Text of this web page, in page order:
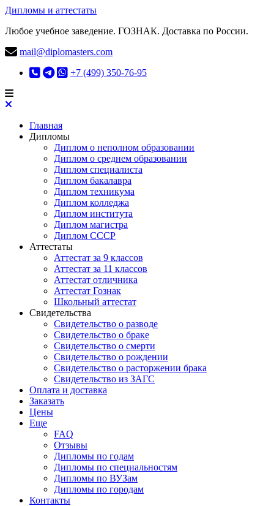
Дипломы и аттестаты
Любое учебное заведение. ГОЗНАК. Доставка по России.
mail@diplomasters.com
+7 (499) 350-76-95
Главная
Дипломы
Диплом о неполном образовании
Диплом о среднем образовании
Диплом специалиста
Диплом бакалавра
Диплом техникума
Диплом колледжа
Диплом института
Диплом магистра
Диплом СССР
Аттестаты
Аттестат за 9 классов
Аттестат за 11 классов
Аттестат отличника
Аттестат Гознак
Школьный аттестат
Свидетельства
Свидетельство о разводе
Свидетельство о браке
Свидетельство о смерти
Свидетельство о рождении
Свидетельство о расторжении брака
Свидетельство из ЗАГС
Оплата и доставка
Заказать
Цены
Еще
FAQ
Отзывы
Дипломы по годам
Дипломы по специальностям
Дипломы по ВУЗам
Дипломы по городам
Контакты